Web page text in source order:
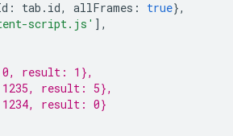
: tab . id, allFrames : true},
script.js' ],
result: 1},
result: 5},
result: 0}